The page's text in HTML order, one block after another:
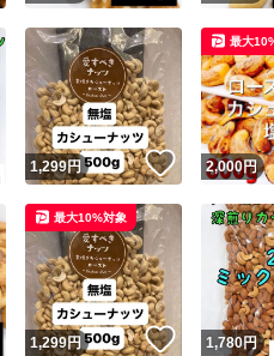
いいね！
1,299円 いいね！
2,000円
最大
いいね！
1,299円 いいね！
最大10%対象
1,780円